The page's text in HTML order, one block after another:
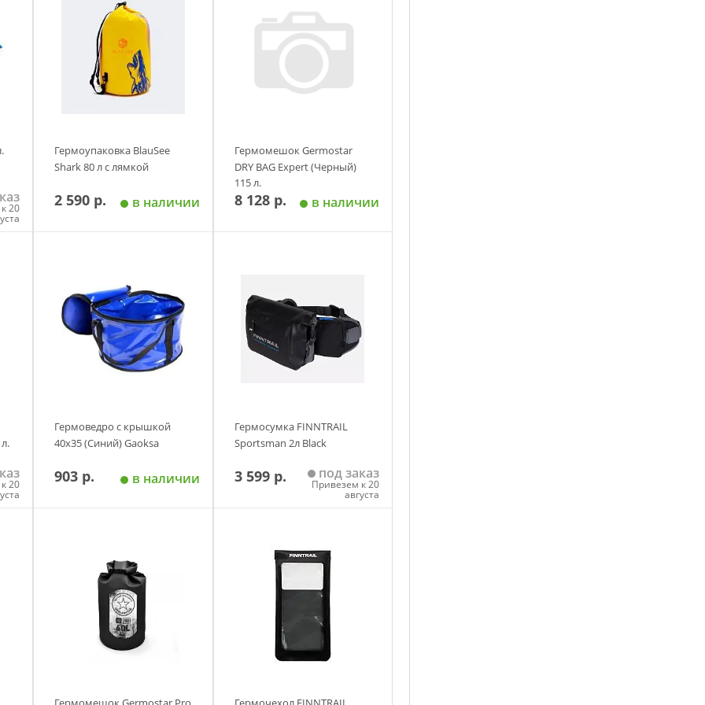
20
Гермоупаковка BlauSee
Shark 80 л с лямкой
2 590 р. в наличии
Гермомешок Germostar
DRY BAG Expert (Черный)
115 л.
8 128 р. в наличии
20
Гермоведро с крышкой
40х35 (Синий) Gaoksa
903 р. в наличии
Гермосумка FINNTRAIL
Sportsman 2л Black
3 599 р. под заказ
Привезем к 20
августа